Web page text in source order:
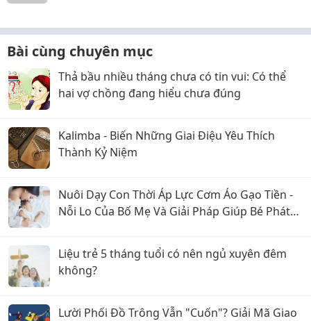
Bài cùng chuyên mục
Thả bầu nhiều tháng chưa có tin vui: Có thể
hai vợ chồng đang hiểu chưa đúng
Kalimba - Biến Những Giai Điệu Yêu Thích
Thành Kỷ Niệm
Nuôi Dạy Con Thời Áp Lực Cơm Áo Gạo Tiền -
Nỗi Lo Của Bố Mẹ Và Giải Pháp Giúp Bé Phát
Liệu trẻ 5 tháng tuổi có nên ngủ xuyên đêm
không?
Lười Phối Đồ Trông Vẫn "Cuốn"? Giải Mã Giao